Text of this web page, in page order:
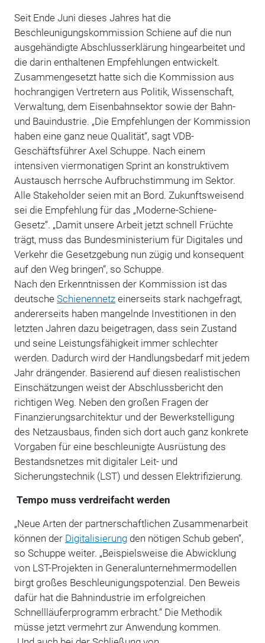
Seit Ende Juni dieses Jahres hat die
Beschleunigungskommission Schiene auf die nun
ausgehändigte Abschlusserklärung hingearbeitet und
die darin enthaltenen Empfehlungen entwickelt.
Zusammengesetzt hatte sich die Kommission aus
hochrangigen Vertretern aus Politik, Wissenschaft,
Verwaltung, dem Eisenbahnsektor sowie der Bahn-
und Bauindustrie. „Die Empfehlungen der Kommission
haben eine ganz neue Qualität“, sagt VDB-
Geschäftsführer Axel Schuppe. Nach einem
intensiven viermonatigen Sprint an konstruktivem
Austausch herrsche Aufbruchstimmung im Sektor.
Alle Stakeholder seien mit an Bord. Zukunftsweisend
sei die Empfehlung für das „Moderne-Schiene-
Gesetz“. „Damit unsere Arbeit jetzt schnell Früchte
trägt, muss das Bundesministerium für Digitales und
Verkehr die Gesetzgebung nun zügig und konsequent
auf den Weg bringen“, so Schuppe.
Nach den Erkenntnissen der Kommission ist das
deutsche Schienennetzeinerseits stark nachgefragt,
andererseits haben mangelnde Investitionen in den
letzten Jahren dazu beigetragen, dass sein Zustand
und seine Leistungsfähigkeit immer schlechter
werden. Dadurch wird der Handlungsbedarf mit jedem
Jahr drängender. Basierend auf diesen realistischen
Einschätzungen weist der Abschlussbericht den
richtigen Weg. Neben den großen Fragen der
Finanzierungsarchitektur und der Bewerkstelligung
des Netzausbaus, finden sich dort auch ganz konkrete
Vorgaben für eine beschleunigte Ausrüstung des
Bestandsnetzes mit digitaler Leit- und
Sicherungstechnik (LST) und dessen Elektrifizierung.
Tempo muss verdreifacht werden
„Neue Arten der partnerschaftlichen Zusammenarbeit
können der Digitalisierungden nötigen Schub geben“,
so Schuppe weiter. „Beispielsweise die Abwicklung
von LST-Projekten in Generalunternehmermodellen
birgt großes Beschleunigungspotenzial. Den Beweis
dafür hat die Bahnindustrie im erfolgreichen
Schnellläuferprogramm erbracht.“ Die Methodik
müsse jetzt vermehrt zur Anwendung kommen.